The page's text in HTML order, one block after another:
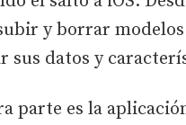
y borrar modelos
sus datos y
parte es la